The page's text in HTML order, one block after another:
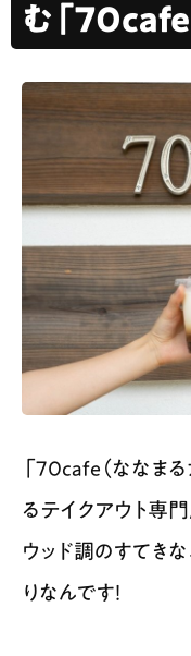
む「70cafe
「70cafe（ななま
るテイクアウト専門
ウッド調のすてき
りなんです！